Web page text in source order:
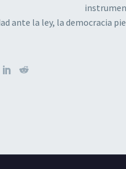
ante la ley, la democracia